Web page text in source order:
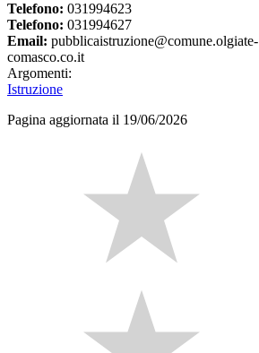
Telefono: 031994623
Telefono: 031994627
Email: pubblicaistruzione@comune.olgiate-
comasco.co.it
Argomenti:
Istruzione
Pagina aggiornata il 19/06/2026